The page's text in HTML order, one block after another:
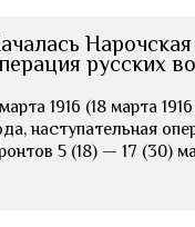
русских
1916 (18 марта
наступательная
5 (18) — 17 (30)